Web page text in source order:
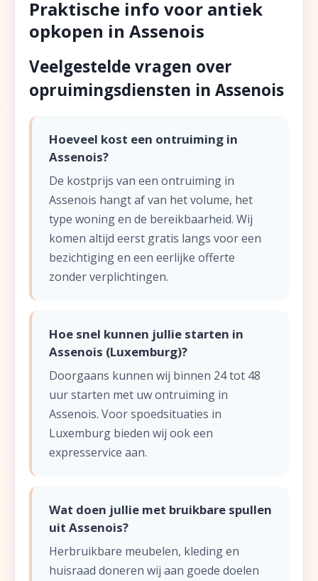
Praktische info voor antiek
opkopen in Assenois
Veelgestelde vragen over
opruimingsdiensten in Assenois
Hoeveel kost een ontruiming in
Assenois?
De kostprijs van een ontruiming in
Assenois hangt af van het volume, het
type woning en de bereikbaarheid. Wij
komen altijd eerst gratis langs voor een
bezichtiging en een eerlijke offerte
zonder verplichtingen.
Hoe snel kunnen jullie starten in
Assenois (Luxemburg)?
Doorgaans kunnen wij binnen 24 tot 48
uur starten met uw ontruiming in
Assenois. Voor spoedsituaties in
Luxemburg bieden wij ook een
expresservice aan.
Wat doen jullie met bruikbare spullen
uit Assenois?
Herbruikbare meubelen, kleding en
huisraad doneren wij aan goede doelen